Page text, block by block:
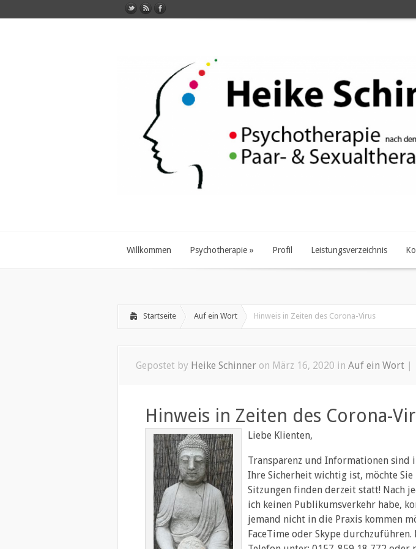
Willkommen Psychotherapie » Profil Leistungsverzeichnis
Startseite Auf ein Wort Hinweis in Zeiten des Corona-Virus
Gepostet by Heike Schinner on März 16, 2020 in Auf ein Wort |
Hinweis in Zeiten des Corona-
Liebe Klienten,
Transparenz und Informationen sind
Ihre Sicherheit wichtig ist, möchte
Sitzungen finden derzeit statt! Nach
ich keinen Publikumsverkehr habe,
jemand nicht in die Praxis kommen
FaceTime oder Skype